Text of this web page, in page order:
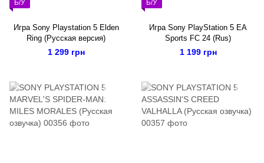
Б/У
Игра Sony Playstation 5 Elden
Ring (Русская версия)
1 299 грн
Б/У
Игра Sony PlayStation 5 EA
Sports FC 24 (Rus)
1 199 грн